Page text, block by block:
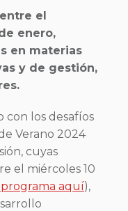
el
enero,
en materias
y de gestión,
con los desafíos
Verano 2024
cuyas
el miércoles 10
aquí),